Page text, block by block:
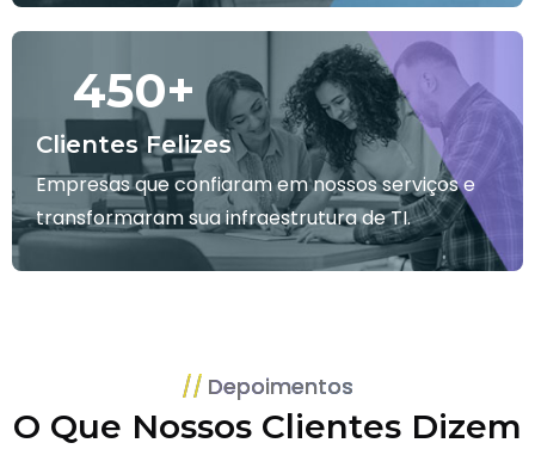
Clientes Felizes
450+
Empresas que confiaram em nossos serviços e
transformaram sua infraestrutura de TI.
Depoimentos
O Que Nossos Clientes Dizem